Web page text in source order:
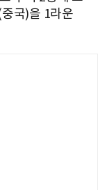
국)을 1라운